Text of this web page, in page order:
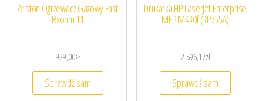
Ariston Ogrzewacz Gazowy Fast
Rxonm 11
929,00zł
Sprawdź sam
Drukarka HP LaserJet Enterprise
MFP M430f (3PZ55A)
2 596,17zł
Sprawdź sam